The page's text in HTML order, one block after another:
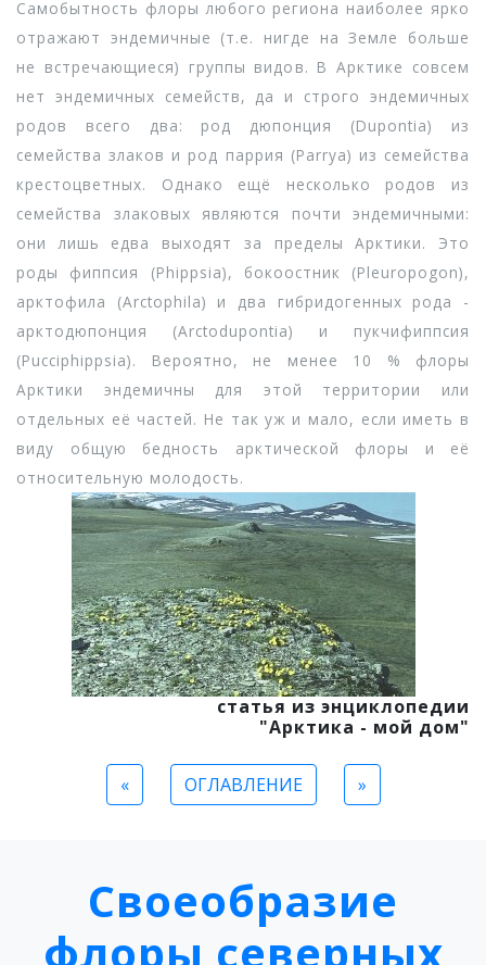
Самобытность флоры любого региона наиболее ярко
отражают эндемичные (т.е. нигде на Земле больше
не встречающиеся) группы видов. В Арктике совсем
нет эндемичных семейств, да и строго эндемичных
родов всего два: род дюпонция (Dupontia) из
семейства злаков и род паррия (Parrya) из семейства
крестоцветных. Однако ещё несколько родов из
семейства злаковых являются почти эндемичными:
они лишь едва выходят за пределы Арктики. Это
роды фиппсия (Phippsia), бокоостник (Pleuropogon),
арктофила (Arctophila) и два гибридогенных рода -
арктодюпонция (Arctodupontia) и пукчифиппсия
(Pucciphippsia). Вероятно, не менее 10 % флоры
Арктики эндемичны для этой территории или
отдельных её частей. Не так уж и мало, если иметь в
виду общую бедность арктической флоры и её
относительную молодость.
статья из энциклопедии
"Арктика - мой дом"
« ОГЛАВЛЕНИЕ »
Своеобразие
флоры северных